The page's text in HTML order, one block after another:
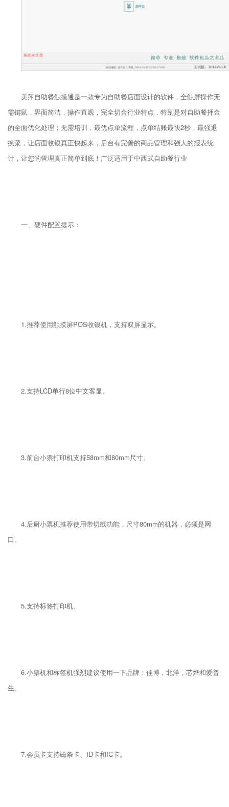
美萍自助餐触摸通是一款专为自助餐店面设计的软件，全触屏操作无
需键鼠，界面简洁，操作直观，完全切合行业特点，特别是对自助餐押金
的全面优化处理；无需培训，最优点单流程，点单结账最快2秒，最强退
换菜，让店面收银真正快起来，后台有完善的商品管理和强大的报表统
计，让您的管理真正简单到底！广泛适用于中西式自助餐行业
一、硬件配置提示：
1.推荐使用触摸屏POS收银机，支持双屏显示。
2.支持LCD单行8位中文客显。
3.前台小票打印机支持58mm和80mm尺寸。
4.后厨小票机推荐使用带切纸功能，尺寸80mm的机器，必须是网
口。
5.支持标签打印机。
6.小票机和标签机强烈建议使用一下品牌：佳博，北洋，芯烨和爱普
生。
7.会员卡支持磁条卡、ID卡和IC卡。